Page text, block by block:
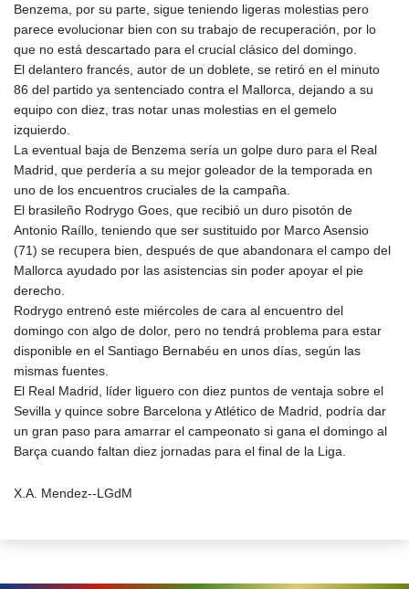
Benzema, por su parte, sigue teniendo ligeras molestias pero
parece evolucionar bien con su trabajo de recuperación, por lo
que no está descartado para el crucial clásico del domingo.
El delantero francés, autor de un doblete, se retiró en el minuto
86 del partido ya sentenciado contra el Mallorca, dejando a su
equipo con diez, tras notar unas molestias en el gemelo
izquierdo.
La eventual baja de Benzema sería un golpe duro para el Real
Madrid, que perdería a su mejor goleador de la temporada en
uno de los encuentros cruciales de la campaña.
El brasileño Rodrygo Goes, que recibió un duro pisotón de
Antonio Raíllo, teniendo que ser sustituido por Marco Asensio
(71) se recupera bien, después de que abandonara el campo del
Mallorca ayudado por las asistencias sin poder apoyar el pie
derecho.
Rodrygo entrenó este miércoles de cara al encuentro del
domingo con algo de dolor, pero no tendrá problema para estar
disponible en el Santiago Bernabéu en unos días, según las
mismas fuentes.
El Real Madrid, líder liguero con diez puntos de ventaja sobre el
Sevilla y quince sobre Barcelona y Atlético de Madrid, podría dar
un gran paso para amarrar el campeonato si gana el domingo al
Barça cuando faltan diez jornadas para el final de la Liga.
X.A. Mendez--LGdM